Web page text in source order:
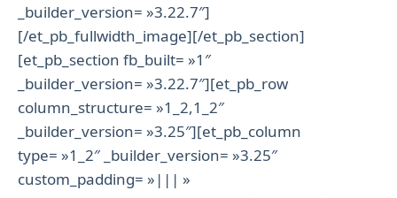
_builder_version= »3.22.7″]
[/et_pb_fullwidth_image][/et_pb_section]
[et_pb_section fb_built= »1″
_builder_version= »3.22.7″][et_pb_row
column_structure= »1_2,1_2″
_builder_version= »3.25″][et_pb_column
type= »1_2″ _builder_version= »3.25″
custom_padding= »||| »